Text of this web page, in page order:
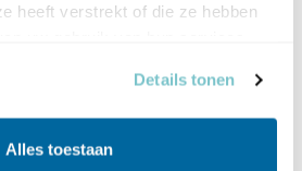
heeft verstrekt of die ze hebben
Details tonen
Alles toestaan
DIT FILMPJE